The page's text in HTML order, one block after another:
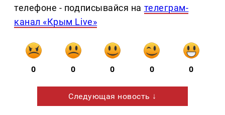
телефоне - подписывайся на телеграм-
канал «Крым Live»
0 0 0 0 0
Следующая новость ↓